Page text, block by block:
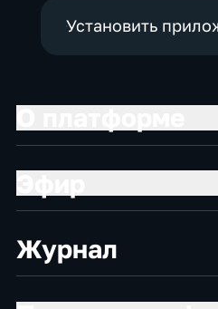
Установить
Журнал